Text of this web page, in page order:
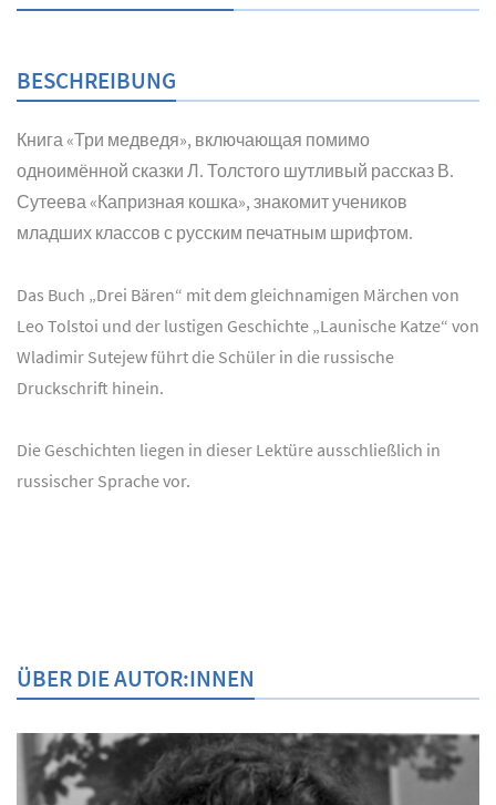
BESCHREIBUNG
Книга «Три медведя», включающая помимо
одноимённой сказки Л. Толстого шутливый рассказ В.
Сутеева «Капризная кошка», знакомит учеников
младших классов с русским печатным шрифтом.
Das Buch „Drei Bären“ mit dem gleichnamigen Märchen von
Leo Tolstoi und der lustigen Geschichte „Launische Katze“ von
Wladimir Sutejew führt die Schüler in die russische
Druckschrift hinein.
Die Geschichten liegen in dieser Lektüre ausschließlich in
russischer Sprache vor.
ÜBER DIE AUTOR:INNEN